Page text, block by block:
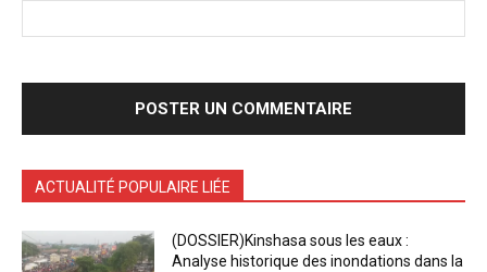
ACTUALITÉ POPULAIRE LIÉE
(DOSSIER)Kinshasa sous les eaux :
Analyse historique des inondations dans la